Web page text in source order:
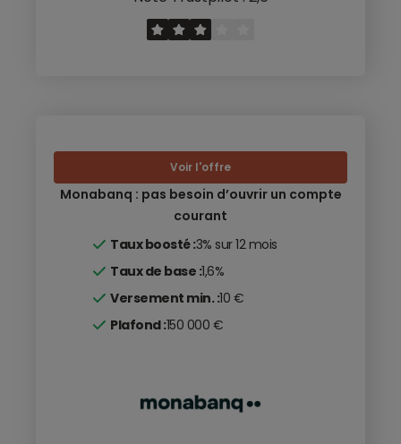
Monabanq : pas besoin d’ouvrir un compte
courant
Taux boosté :3% sur 12 mois
Taux de base :1,6%
Versement min. :10 €
Plafond :150 000 €
Voir l'offre